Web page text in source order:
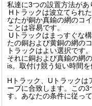
私達に3つの設置方法があ
Hトラックは波立てられ
なたが銅か真鍮の網のコ
ことは容易です。
Uトラックはまっすぐな
たの銅および黄銅の網の
トラックはよい選択です。
それに銅および真鍮の網
is。取付け競う短い時間を
Hトラック、Uトラック
ープに合致します。この
す。あなたの条件に従っ